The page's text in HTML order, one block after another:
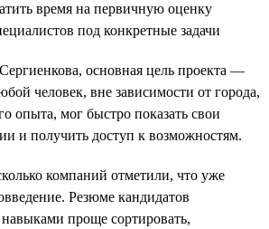
время на первичную оценку
под конкретные задачи
основная цель проекта —
человек, вне зависимости от города,
опыта, мог быстро показать свои
и получить доступ к возможностям.
компаний отметили, что уже
Резюме кандидатов
проще сортировать,